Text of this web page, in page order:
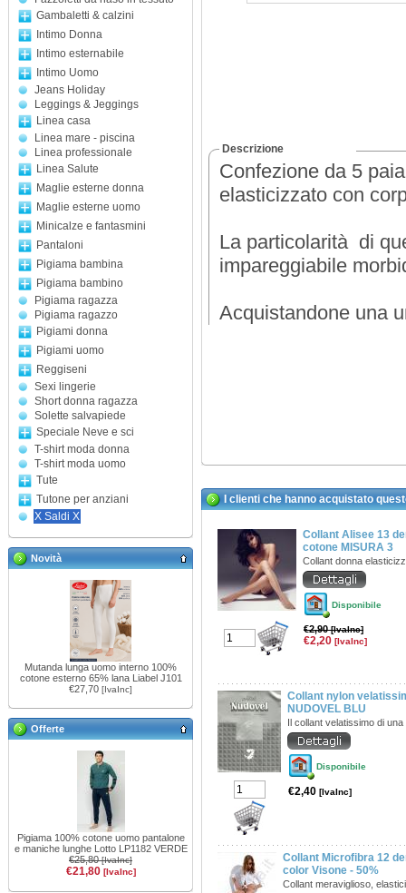
Gambaletti & calzini
Intimo Donna
Intimo esternabile
Intimo Uomo
Jeans Holiday
Leggings & Jeggings
Linea casa
Linea mare - piscina
Linea professionale
Linea Salute
Maglie esterne donna
Maglie esterne uomo
Minicalze e fantasmini
Pantaloni
Pigiama bambina
Pigiama bambino
Pigiama ragazza
Pigiama ragazzo
Pigiami donna
Pigiami uomo
Reggiseni
Sexi lingerie
Short donna ragazza
Solette salvapiede
Speciale Neve e sci
T-shirt moda donna
T-shirt moda uomo
Tute
Tutone per anziani
X Saldi X
Novità
Mutanda lunga uomo interno 100%
cotone esterno 65% lana Liabel J101
€27,70 [IvaInc]
Offerte
Pigiama 100% cotone uomo pantalone
e maniche lunghe Lotto LP1182 VERDE
€25,80[IvaInc]
€21,80 [IvaInc]
Descrizione
Confezione da 5
elasticizzato con
La particolarità di
impareggiabile
Acquistandone una
I clienti che hanno acquistato
Collant Alisee 13
cotone MISURA 3
Collant donna
Disponibile
€2,90[IvaInc]
€2,20 [IvaInc]
Collant nylon
NUDOVEL BLU
Il collant velatissimo di una
Disponibile
€2,40 [IvaInc]
Collant Microfibra 12
color Visone - 50%
Collant meraviglioso,